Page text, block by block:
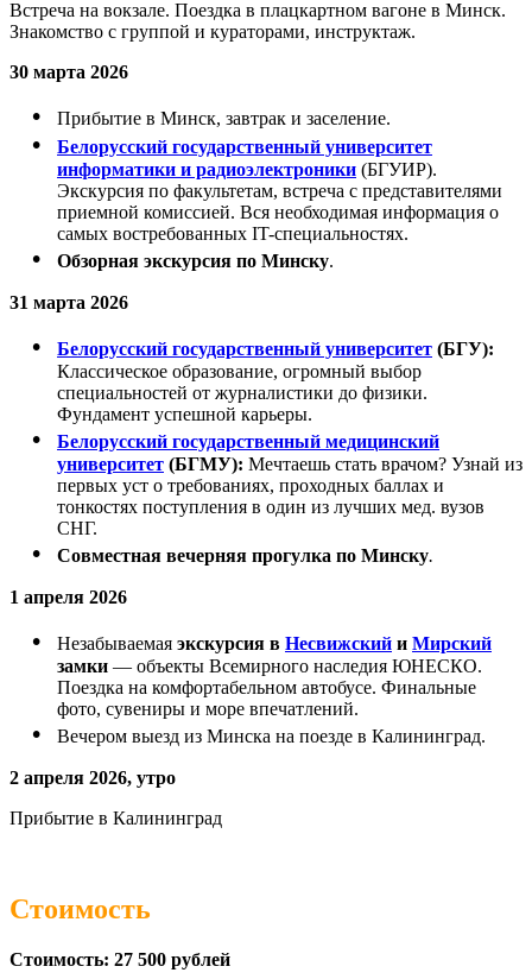
Встреча на вокзале. Поездка в плацкартном вагоне в Минск.
Знакомство с группой и кураторами, инструктаж.
30 марта 2026
Прибытие в Минск, завтрак и заселение.
Белорусский государственный университет
информатики и радиоэлектроники (БГУИР).
Экскурсия по факультетам, встреча с представителями
приемной комиссией. Вся необходимая информация о
самых востребованных IT-специальностях.
Обзорная экскурсия по Минску.
31 марта 2026
Белорусский государственный университет (БГУ):
Классическое образование, огромный выбор
специальностей от журналистики до физики.
Фундамент успешной карьеры.
Белорусский государственный медицинский
университет (БГМУ): Мечтаешь стать врачом? Узнай из
первых уст о требованиях, проходных баллах и
тонкостях поступления в один из лучших мед. вузов
СНГ.
Совместная вечерняя прогулка по Минску.
1 апреля 2026
Незабываемая экскурсия в Несвижский и Мирский
замки — объекты Всемирного наследия ЮНЕСКО.
Поездка на комфортабельном автобусе. Финальные
фото, сувениры и море впечатлений.
Вечером выезд из Минска на поезде в Калининград.
2 апреля 2026, утро
Прибытие в Калининград
Стоимость
Стоимость: 27 500 рублей